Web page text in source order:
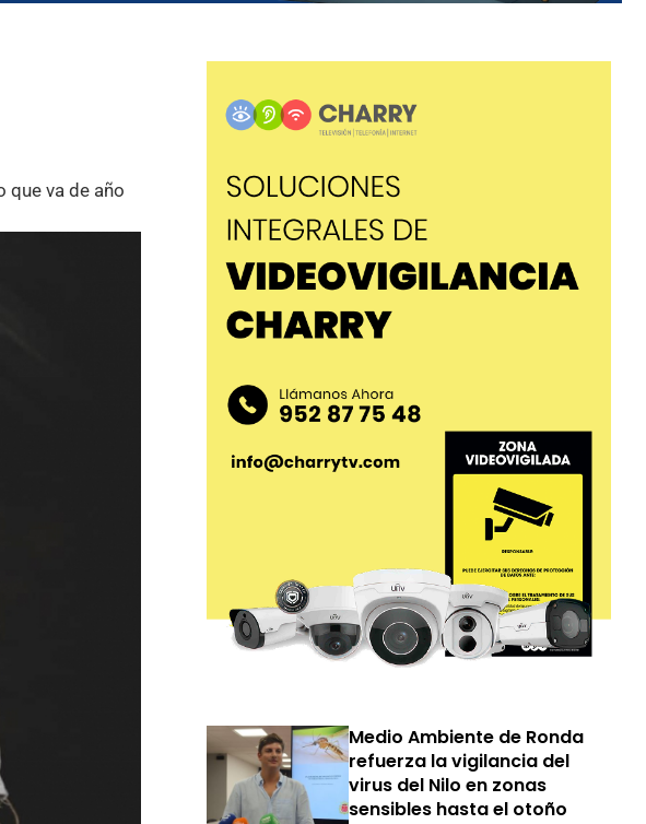
que va de año
Medio Ambiente de Ronda
refuerza la vigilancia del
virus del Nilo en zonas
sensibles hasta el otoño